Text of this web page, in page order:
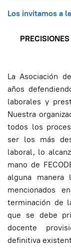
Los invitamos a
La Asociación
años
laborales y
Nuestra
todos los
ser los más
laboral, lo
mano de
alguna
mencionados
terminación de
que se debe
docente
definitiva